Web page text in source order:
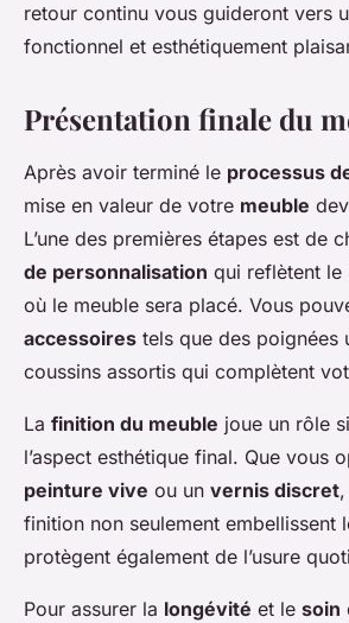
retour continu vous guideront vers
fonctionnel et esthétiquement
Présentation finale du
Après avoir terminé le processus
mise en valeur de votre meuble
L’une des premières étapes est de
de personnalisation qui reflètent le
où le meuble sera placé. Vous
accessoires tels que des poignées
coussins assortis qui complètent
La finition du meuble joue un rôle
l’aspect esthétique final. Que vous
peinture vive ou un vernis discret
finition non seulement embellissent
protègent également de l’usure
Pour assurer la longévité et le soin